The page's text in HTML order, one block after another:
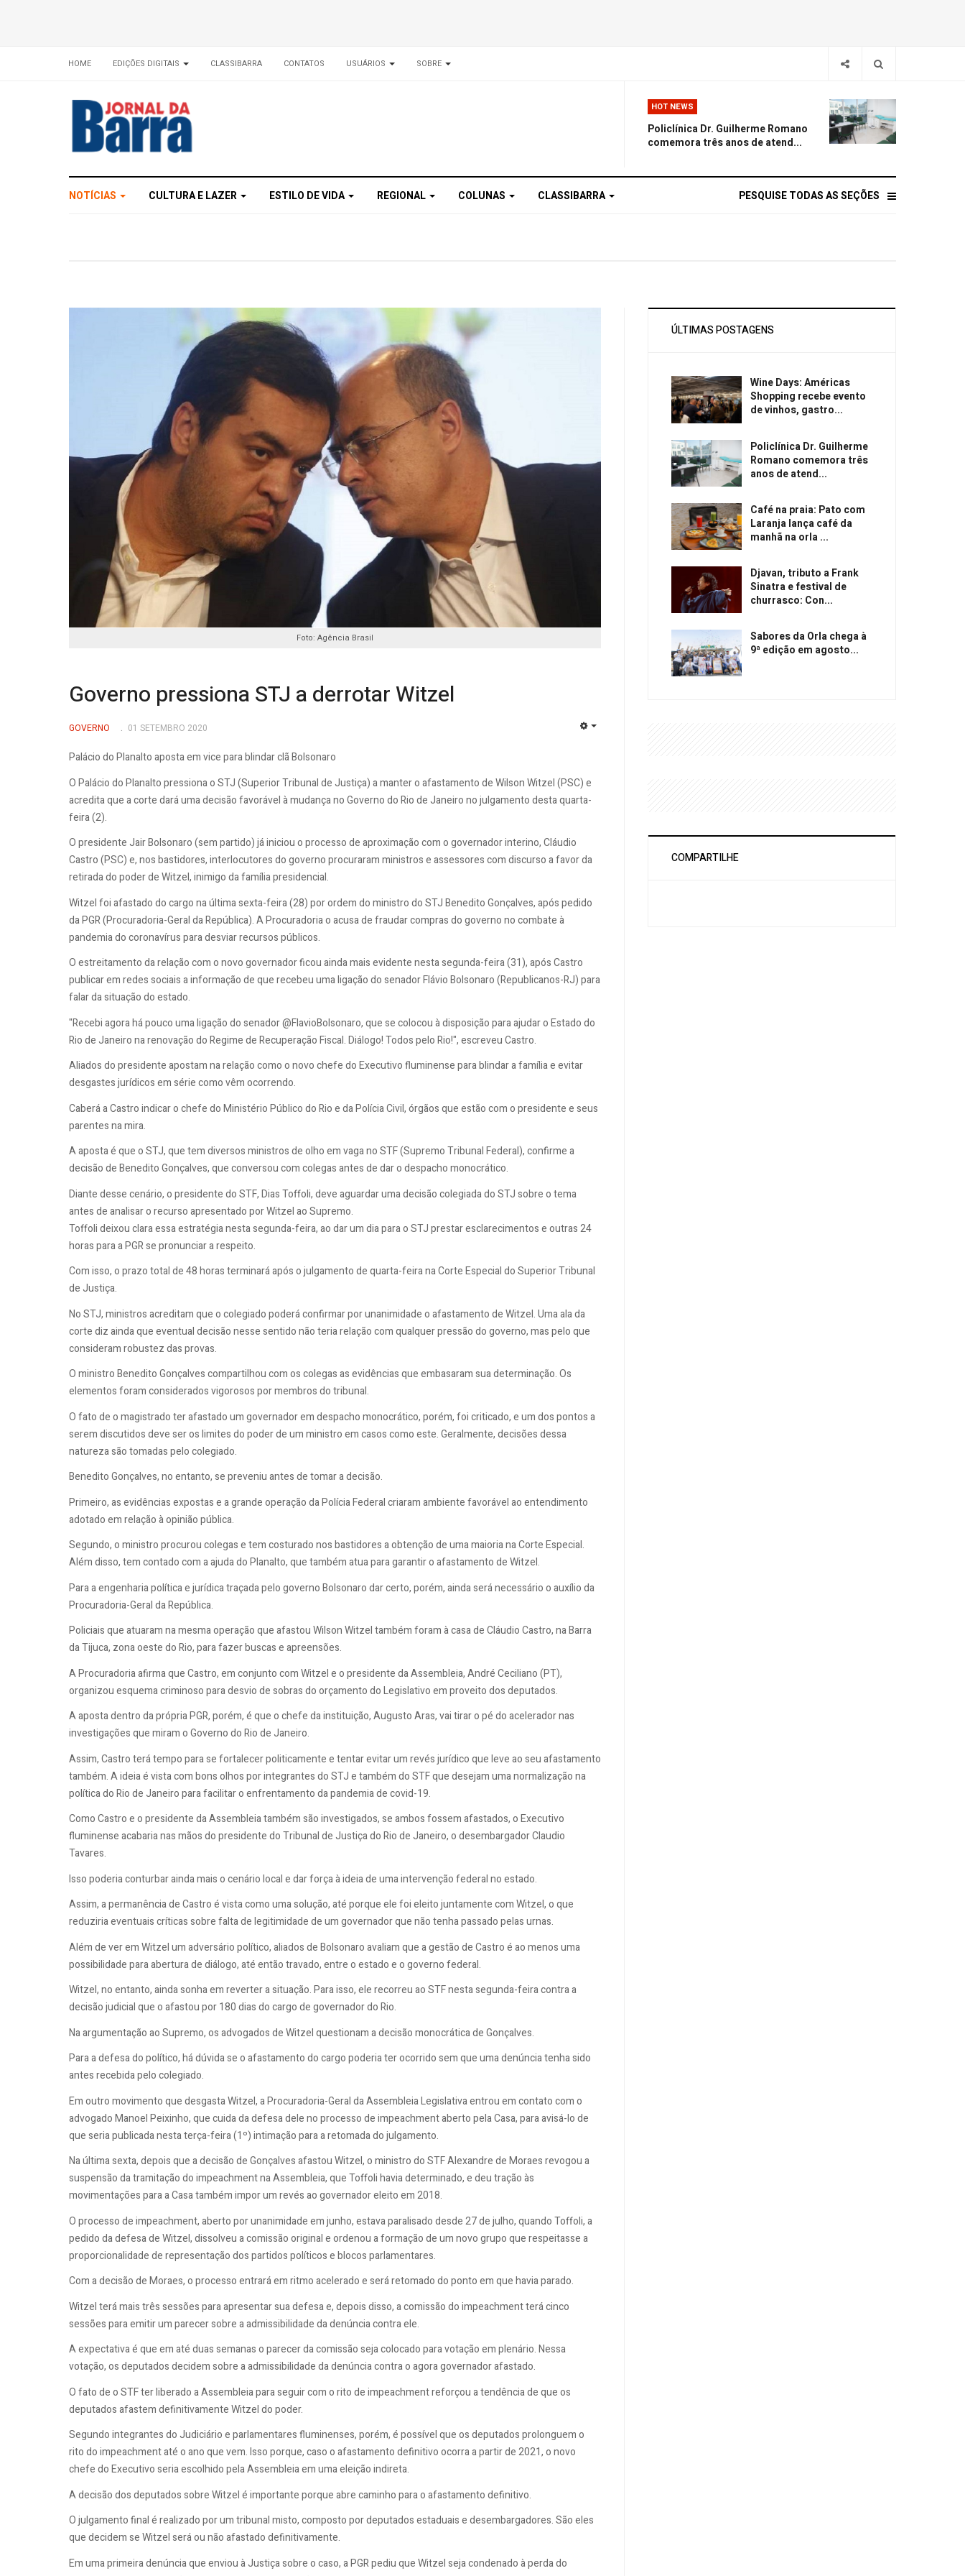
HOME EDIÇÕES DIGITAIS CLASSIBARRA CONTATOS USUÁRIOS SOBRE
HOT NEWS
Policlínica Dr. Guilherme Romano
comemora três anos de atend...
NOTÍCIAS CULTURA E LAZER ESTILO DE VIDA REGIONAL COLUNAS CLASSIBARRA PESQUISE TODAS AS SEÇÕES
Foto: Agência Brasil
Governo pressiona STJ a derrotar Witzel
GOVERNO 01 SETEMBRO 2020
Palácio do Planalto aposta em vice para blindar clã Bolsonaro
O Palácio do Planalto pressiona o STJ (Superior Tribunal de Justiça) a manter o afastamento de Wilson Witzel (PSC) e
acredita que a corte dará uma decisão favorável à mudança no Governo do Rio de Janeiro no julgamento desta quarta-
feira (2).
O presidente Jair Bolsonaro (sem partido) já iniciou o processo de aproximação com o governador interino, Cláudio
Castro (PSC) e, nos bastidores, interlocutores do governo procuraram ministros e assessores com discurso a favor da
retirada do poder de Witzel, inimigo da família presidencial.
Witzel foi afastado do cargo na última sexta-feira (28) por ordem do ministro do STJ Benedito Gonçalves, após pedido
da PGR (Procuradoria-Geral da República). A Procuradoria o acusa de fraudar compras do governo no combate à
pandemia do coronavírus para desviar recursos públicos.
O estreitamento da relação com o novo governador ficou ainda mais evidente nesta segunda-feira (31), após Castro
publicar em redes sociais a informação de que recebeu uma ligação do senador Flávio Bolsonaro (Republicanos-RJ) para
falar da situação do estado.
"Recebi agora há pouco uma ligação do senador @FlavioBolsonaro, que se colocou à disposição para ajudar o Estado do
Rio de Janeiro na renovação do Regime de Recuperação Fiscal. Diálogo! Todos pelo Rio!", escreveu Castro.
Aliados do presidente apostam na relação como o novo chefe do Executivo fluminense para blindar a família e evitar
desgastes jurídicos em série como vêm ocorrendo.
Caberá a Castro indicar o chefe do Ministério Público do Rio e da Polícia Civil, órgãos que estão com o presidente e seus
parentes na mira.
A aposta é que o STJ, que tem diversos ministros de olho em vaga no STF (Supremo Tribunal Federal), confirme a
decisão de Benedito Gonçalves, que conversou com colegas antes de dar o despacho monocrático.
Diante desse cenário, o presidente do STF, Dias Toffoli, deve aguardar uma decisão colegiada do STJ sobre o tema
antes de analisar o recurso apresentado por Witzel ao Supremo.
Toffoli deixou clara essa estratégia nesta segunda-feira, ao dar um dia para o STJ prestar esclarecimentos e outras 24
horas para a PGR se pronunciar a respeito.
Com isso, o prazo total de 48 horas terminará após o julgamento de quarta-feira na Corte Especial do Superior Tribunal
de Justiça.
No STJ, ministros acreditam que o colegiado poderá confirmar por unanimidade o afastamento de Witzel. Uma ala da
corte diz ainda que eventual decisão nesse sentido não teria relação com qualquer pressão do governo, mas pelo que
consideram robustez das provas.
O ministro Benedito Gonçalves compartilhou com os colegas as evidências que embasaram sua determinação. Os
elementos foram considerados vigorosos por membros do tribunal.
O fato de o magistrado ter afastado um governador em despacho monocrático, porém, foi criticado, e um dos pontos a
serem discutidos deve ser os limites do poder de um ministro em casos como este. Geralmente, decisões dessa
natureza são tomadas pelo colegiado.
Benedito Gonçalves, no entanto, se preveniu antes de tomar a decisão.
Primeiro, as evidências expostas e a grande operação da Polícia Federal criaram ambiente favorável ao entendimento
adotado em relação à opinião pública.
Segundo, o ministro procurou colegas e tem costurado nos bastidores a obtenção de uma maioria na Corte Especial.
Além disso, tem contado com a ajuda do Planalto, que também atua para garantir o afastamento de Witzel.
Para a engenharia política e jurídica traçada pelo governo Bolsonaro dar certo, porém, ainda será necessário o auxílio da
Procuradoria-Geral da República.
Policiais que atuaram na mesma operação que afastou Wilson Witzel também foram à casa de Cláudio Castro, na Barra
da Tijuca, zona oeste do Rio, para fazer buscas e apreensões.
A Procuradoria afirma que Castro, em conjunto com Witzel e o presidente da Assembleia, André Ceciliano (PT),
organizou esquema criminoso para desvio de sobras do orçamento do Legislativo em proveito dos deputados.
A aposta dentro da própria PGR, porém, é que o chefe da instituição, Augusto Aras, vai tirar o pé do acelerador nas
investigações que miram o Governo do Rio de Janeiro.
Assim, Castro terá tempo para se fortalecer politicamente e tentar evitar um revés jurídico que leve ao seu afastamento
também. A ideia é vista com bons olhos por integrantes do STJ e também do STF que desejam uma normalização na
política do Rio de Janeiro para facilitar o enfrentamento da pandemia de covid-19.
Como Castro e o presidente da Assembleia também são investigados, se ambos fossem afastados, o Executivo
fluminense acabaria nas mãos do presidente do Tribunal de Justiça do Rio de Janeiro, o desembargador Claudio
Tavares.
Isso poderia conturbar ainda mais o cenário local e dar força à ideia de uma intervenção federal no estado.
Assim, a permanência de Castro é vista como uma solução, até porque ele foi eleito juntamente com Witzel, o que
reduziria eventuais críticas sobre falta de legitimidade de um governador que não tenha passado pelas urnas.
Além de ver em Witzel um adversário político, aliados de Bolsonaro avaliam que a gestão de Castro é ao menos uma
possibilidade para abertura de diálogo, até então travado, entre o estado e o governo federal.
Witzel, no entanto, ainda sonha em reverter a situação. Para isso, ele recorreu ao STF nesta segunda-feira contra a
decisão judicial que o afastou por 180 dias do cargo de governador do Rio.
Na argumentação ao Supremo, os advogados de Witzel questionam a decisão monocrática de Gonçalves.
Para a defesa do político, há dúvida se o afastamento do cargo poderia ter ocorrido sem que uma denúncia tenha sido
antes recebida pelo colegiado.
Em outro movimento que desgasta Witzel, a Procuradoria-Geral da Assembleia Legislativa entrou em contato com o
advogado Manoel Peixinho, que cuida da defesa dele no processo de impeachment aberto pela Casa, para avisá-lo de
que seria publicada nesta terça-feira (1º) intimação para a retomada do julgamento.
Na última sexta, depois que a decisão de Gonçalves afastou Witzel, o ministro do STF Alexandre de Moraes revogou a
suspensão da tramitação do impeachment na Assembleia, que Toffoli havia determinado, e deu tração às
movimentações para a Casa também impor um revés ao governador eleito em 2018.
O processo de impeachment, aberto por unanimidade em junho, estava paralisado desde 27 de julho, quando Toffoli, a
pedido da defesa de Witzel, dissolveu a comissão original e ordenou a formação de um novo grupo que respeitasse a
proporcionalidade de representação dos partidos políticos e blocos parlamentares.
Com a decisão de Moraes, o processo entrará em ritmo acelerado e será retomado do ponto em que havia parado.
Witzel terá mais três sessões para apresentar sua defesa e, depois disso, a comissão do impeachment terá cinco
sessões para emitir um parecer sobre a admissibilidade da denúncia contra ele.
A expectativa é que em até duas semanas o parecer da comissão seja colocado para votação em plenário. Nessa
votação, os deputados decidem sobre a admissibilidade da denúncia contra o agora governador afastado.
O fato de o STF ter liberado a Assembleia para seguir com o rito de impeachment reforçou a tendência de que os
deputados afastem definitivamente Witzel do poder.
Segundo integrantes do Judiciário e parlamentares fluminenses, porém, é possível que os deputados prolonguem o
rito do impeachment até o ano que vem. Isso porque, caso o afastamento definitivo ocorra a partir de 2021, o novo
chefe do Executivo seria escolhido pela Assembleia em uma eleição indireta.
A decisão dos deputados sobre Witzel é importante porque abre caminho para o afastamento definitivo.
O julgamento final é realizado por um tribunal misto, composto por deputados estaduais e desembargadores. São eles
que decidem se Witzel será ou não afastado definitivamente.
Em uma primeira denúncia que enviou à Justiça sobre o caso, a PGR pediu que Witzel seja condenado à perda do
ÚLTIMAS POSTAGENS
Wine Days: Américas
Shopping recebe evento
de vinhos, gastro...
Policlínica Dr. Guilherme
Romano comemora três
anos de atend...
Café na praia: Pato com
Laranja lança café da
manhã na orla ...
Djavan, tributo a Frank
Sinatra e festival de
churrasco: Con...
Sabores da Orla chega à
9ª edição em agosto...
COMPARTILHE